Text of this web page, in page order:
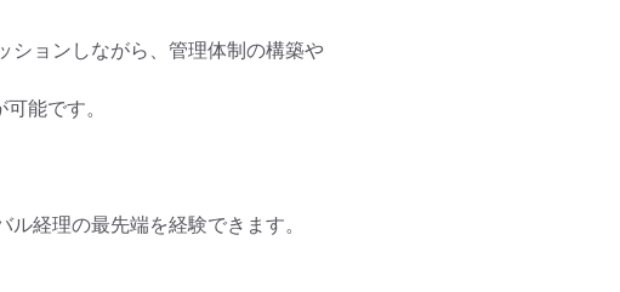
ションしながら、管理体制の構築や
能です。
経理の最先端を経験できます。